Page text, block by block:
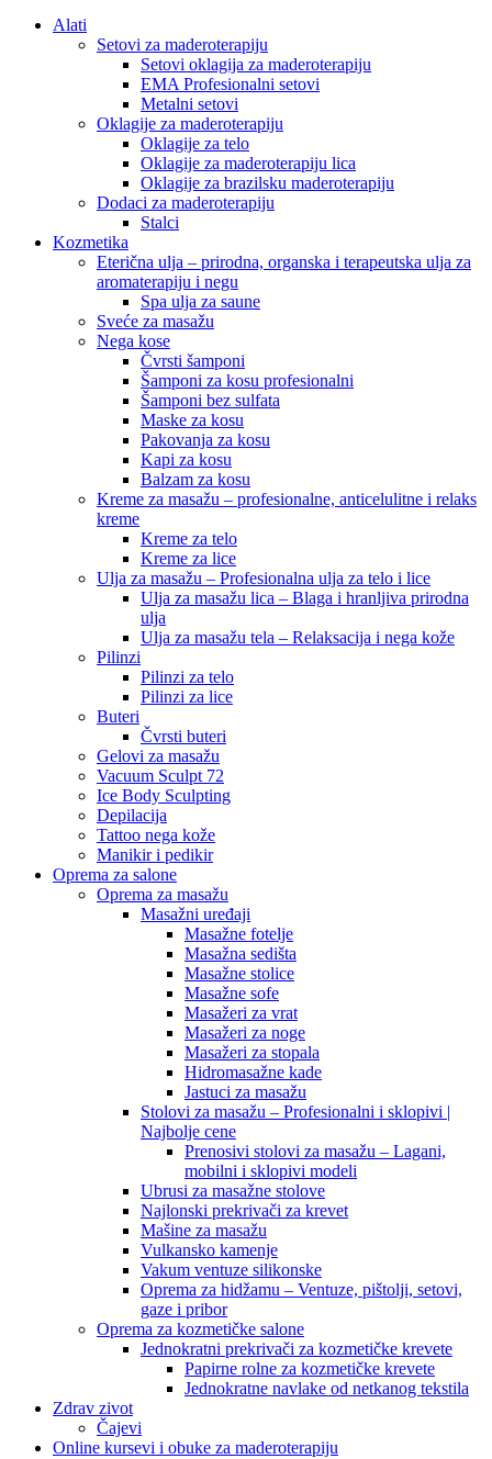
Alati
Setovi za maderoterapiju
Setovi oklagija za maderoterapiju
EMA Profesionalni setovi
Metalni setovi
Oklagije za maderoterapiju
Oklagije za telo
Oklagije za maderoterapiju lica
Oklagije za brazilsku maderoterapiju
Dodaci za maderoterapiju
Stalci
Kozmetika
Eterična ulja – prirodna, organska i terapeutska ulja za
aromaterapiju i negu
Spa ulja za saune
Sveće za masažu
Nega kose
Čvrsti šamponi
Šamponi za kosu profesionalni
Šamponi bez sulfata
Maske za kosu
Pakovanja za kosu
Kapi za kosu
Balzam za kosu
Kreme za masažu – profesionalne, anticelulitne i relaks
kreme
Kreme za telo
Kreme za lice
Ulja za masažu – Profesionalna ulja za telo i lice
Ulja za masažu lica – Blaga i hranljiva prirodna
ulja
Ulja za masažu tela – Relaksacija i nega kože
Pilinzi
Pilinzi za telo
Pilinzi za lice
Buteri
Čvrsti buteri
Gelovi za masažu
Vacuum Sculpt 72
Ice Body Sculpting
Depilacija
Tattoo nega kože
Manikir i pedikir
Oprema za salone
Oprema za masažu
Masažni uređaji
Masažne fotelje
Masažna sedišta
Masažne stolice
Masažne sofe
Masažeri za vrat
Masažeri za noge
Masažeri za stopala
Hidromasažne kade
Jastuci za masažu
Stolovi za masažu – Profesionalni i sklopivi |
Najbolje cene
Prenosivi stolovi za masažu – Lagani,
mobilni i sklopivi modeli
Ubrusi za masažne stolove
Najlonski prekrivači za krevet
Mašine za masažu
Vulkansko kamenje
Vakum ventuze silikonske
Oprema za hidžamu – Ventuze, pištolji, setovi,
gaze i pribor
Oprema za kozmetičke salone
Jednokratni prekrivači za kozmetičke krevete
Papirne rolne za kozmetičke krevete
Jednokratne navlake od netkanog tekstila
Zdrav zivot
Čajevi
Online kursevi i obuke za maderoterapiju